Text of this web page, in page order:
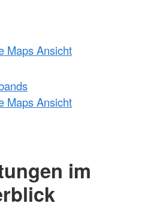
Maps Ansicht
Maps Ansicht
im